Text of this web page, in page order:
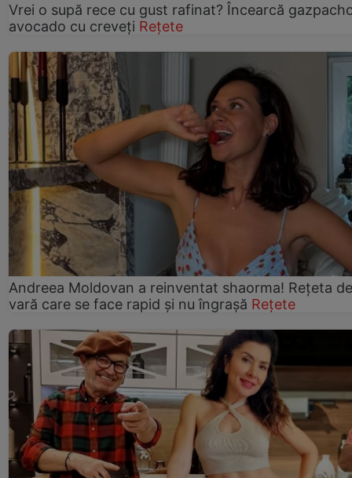
Vrei o supă rece cu gust rafinat? Încearcă
avocado cu creveți Rețete
Andreea Moldovan a reinventat shaorma! Rețeta de
vară care se face rapid și nu îngrașă Rețete